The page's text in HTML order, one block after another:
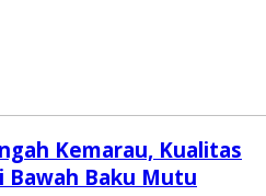
Kemarau, Kualitas
Bawah Baku Mutu